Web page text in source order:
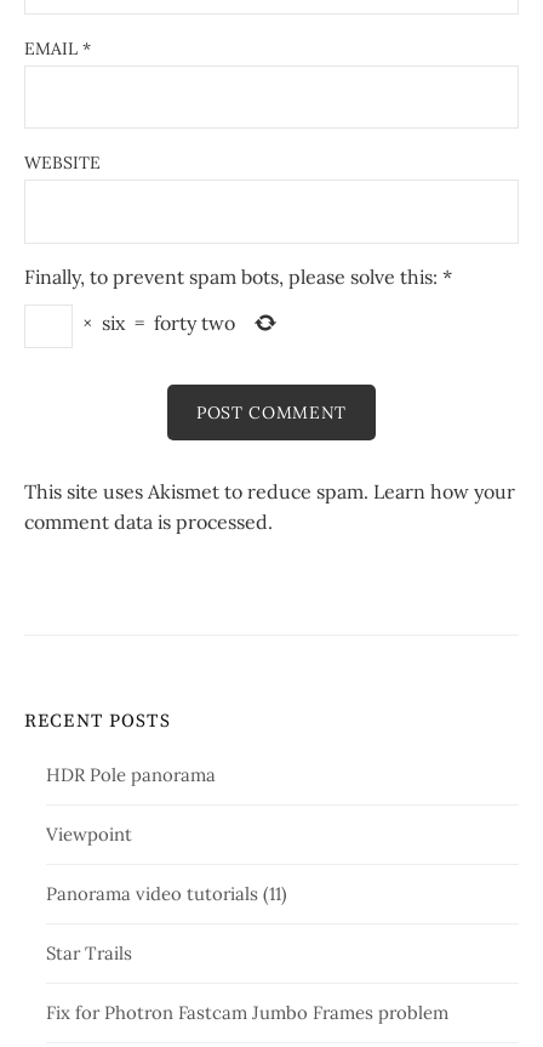
EMAIL *
WEBSITE
Finally, to prevent spam bots, please solve this: *
× six = forty two
This site uses Akismet to reduce spam. Learn how your
comment data is processed.
RECENT POSTS
HDR Pole panorama
Viewpoint
Panorama video tutorials (11)
Star Trails
Fix for Photron Fastcam Jumbo Frames problem